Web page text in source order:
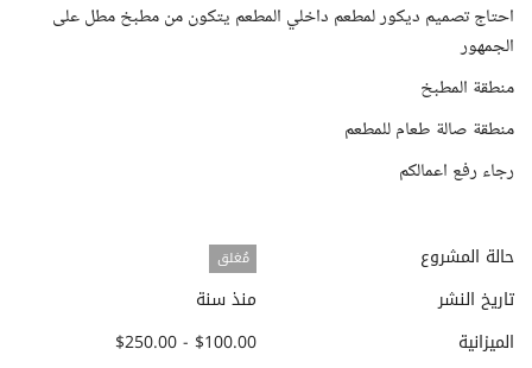
احتاج تصميم ديكور لمطعم داخلي المطعم يتكون من مطبخ مطل على
الجمهور
منطقة المطبخ
منطقة صالة طعام للمطعم
رجاء رفع اعمالكم
حالة المشروع مُغلق
تاريخ النشر
منذ سنة
الميزانية
$100.00 - $250.00